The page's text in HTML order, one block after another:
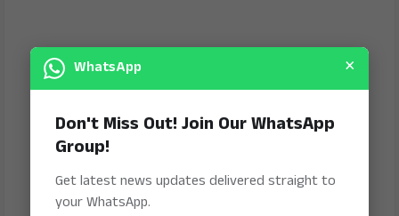
WhatsApp ×
Don't Miss Out! Join Our WhatsApp
Group!
Get latest news updates delivered straight to
your WhatsApp.